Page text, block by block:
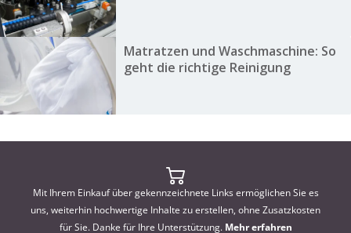
Matratzen und Waschmaschine: So
geht die richtige Reinigung
Mit Ihrem Einkauf über gekennzeichnete Links ermöglichen Sie es
uns, weiterhin hochwertige Inhalte zu erstellen, ohne Zusatzkosten
für Sie. Danke für Ihre Unterstützung. Mehr erfahren